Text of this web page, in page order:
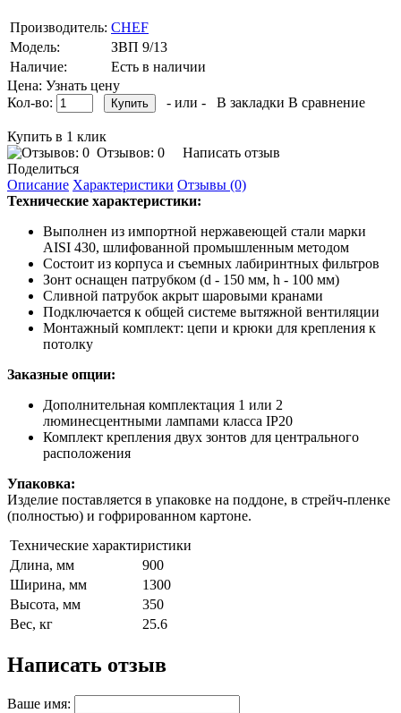
Производитель: CHEF
Модель:
ЗВП 9/13
Наличие:
Есть в наличии
Цена: Узнать цену
Кол-во:
- или - В закладки В сравнение
Купить в 1 клик
Отзывов: 0
Написать отзыв
Поделиться
Описание Характеристики Отзывы (0)
Технические характеристики:
Выполнен из импортной нержавеющей стали марки
AISI 430, шлифованной промышленным методом
Состоит из корпуса и съемных лабиринтных фильтров
Зонт оснащен патрубком (d - 150 мм, h - 100 мм)
Сливной патрубок акрыт шаровыми кранами
Подключается к общей системе вытяжной вентиляции
Монтажный комплект: цепи и крюки для крепления к
потолку
Заказные опции:
Дополнительная комплектация 1 или 2
люминесцентными лампами класса IP20
Комплект крепления двух зонтов для центрального
расположения
Упаковка:
Изделие поставляется в упаковке на поддоне, в стрейч-пленке
(полностью) и гофрированном картоне.
Технические характиристики
Длина, мм
900
Ширина, мм
1300
Высота, мм
350
Вес, кг
25.6
Написать отзыв
Ваше имя: